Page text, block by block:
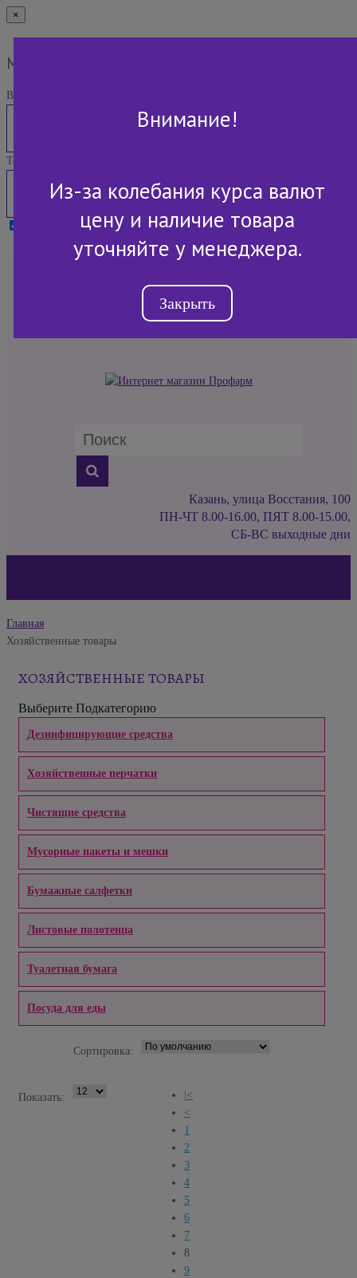
×
Мы Вам перезвоним
Ваше имя:
Телефон:
Я принимаю условия Политики конфиденциальности
+7 (843) 2-507-607
Казань, улица Восстания, 100
ПН-ЧТ 8.00-16.00, ПЯТ 8.00-15.00,
СБ-ВС выходные дни
Главная
Хозяйственные товары
ХОЗЯЙСТВЕННЫЕ ТОВАРЫ
Выберите Подкатегорию
Дезинфицирующие средства
Хозяйственные перчатки
Чистящие средства
Мусорные пакеты и мешки
Бумажные салфетки
Листовые полотенца
Туалетная бумага
Посуда для еды
Сортировка:
Показать:
|<
<
1
2
3
4
5
6
7
8
9
Внимание!
Из-за колебания курса валют
цену и наличие товара
уточняйте у менеджера.
Закрыть